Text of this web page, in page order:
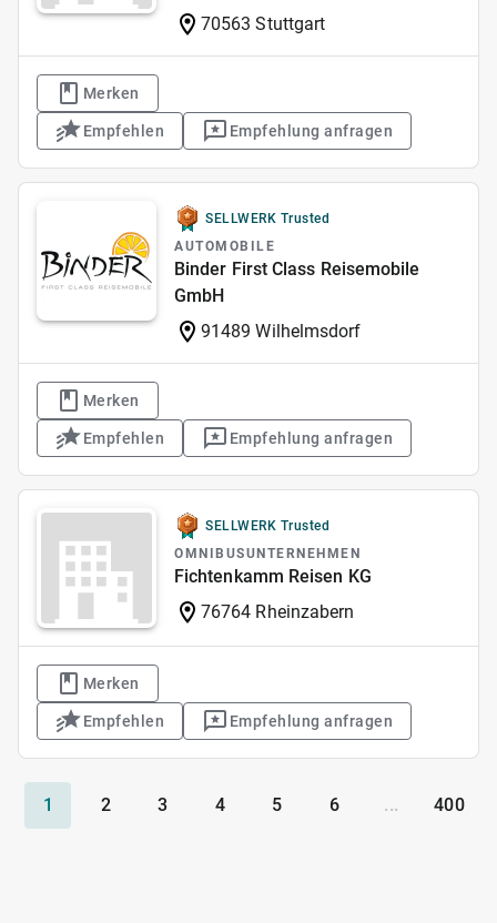
70563 Stuttgart
Merken
Empfehlen Empfehlung anfragen
SELLWERK Trusted
AUTOMOBILE
Binder First Class Reisemobile
GmbH
91489 Wilhelmsdorf
Merken
Empfehlen Empfehlung anfragen
SELLWERK Trusted
OMNIBUSUNTERNEHMEN
Fichtenkamm Reisen KG
76764 Rheinzabern
Merken
Empfehlen Empfehlung anfragen
1 2 3 4 5 6 ... 400